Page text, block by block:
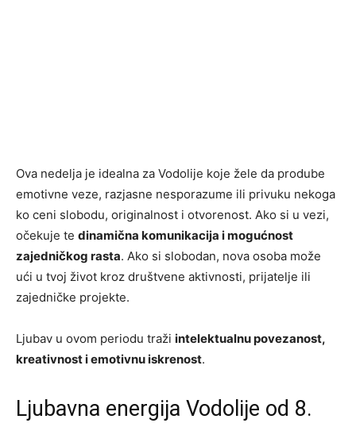
Ova nedelja je idealna za Vodolije koje žele da prodube
emotivne veze, razjasne nesporazume ili privuku nekoga
ko ceni slobodu, originalnost i otvorenost. Ako si u vezi,
očekuje te dinamična komunikacija i mogućnost
zajedničkog rasta. Ako si slobodan, nova osoba može
ući u tvoj život kroz društvene aktivnosti, prijatelje ili
zajedničke projekte.
Ljubav u ovom periodu traži intelektualnu povezanost,
kreativnost i emotivnu iskrenost.
Ljubavna energija Vodolije od 8.